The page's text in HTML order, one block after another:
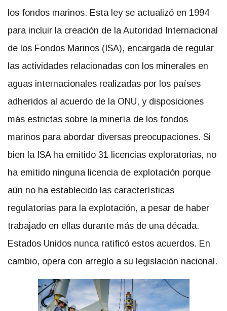
los fondos marinos. Esta ley se actualizó en 1994
para incluir la creación de la Autoridad Internacional
de los Fondos Marinos (ISA), encargada de regular
las actividades relacionadas con los minerales en
aguas internacionales realizadas por los países
adheridos al acuerdo de la ONU, y disposiciones
más estrictas sobre la minería de los fondos
marinos para abordar diversas preocupaciones. Si
bien la ISA ha emitido 31 licencias exploratorias, no
ha emitido ninguna licencia de explotación porque
aún no ha establecido las características
regulatorias para la explotación, a pesar de haber
trabajado en ellas durante más de una década.
Estados Unidos nunca ratificó estos acuerdos. En
cambio, opera con arreglo a su legislación nacional.